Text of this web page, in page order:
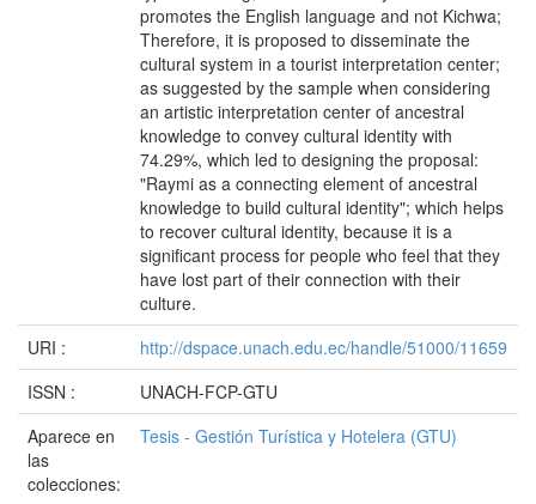
promotes the English language and not Kichwa;
Therefore, it is proposed to disseminate the
cultural system in a tourist interpretation center;
as suggested by the sample when considering
an artistic interpretation center of ancestral
knowledge to convey cultural identity with
74.29%, which led to designing the proposal:
"Raymi as a connecting element of ancestral
knowledge to build cultural identity"; which helps
to recover cultural identity, because it is a
significant process for people who feel that they
have lost part of their connection with their
culture.
URI :
http://dspace.unach.edu.ec/handle/51000/11659
ISSN :
UNACH-FCP-GTU
Aparece en
las
colecciones:
Tesis - Gestión Turística y Hotelera (GTU)